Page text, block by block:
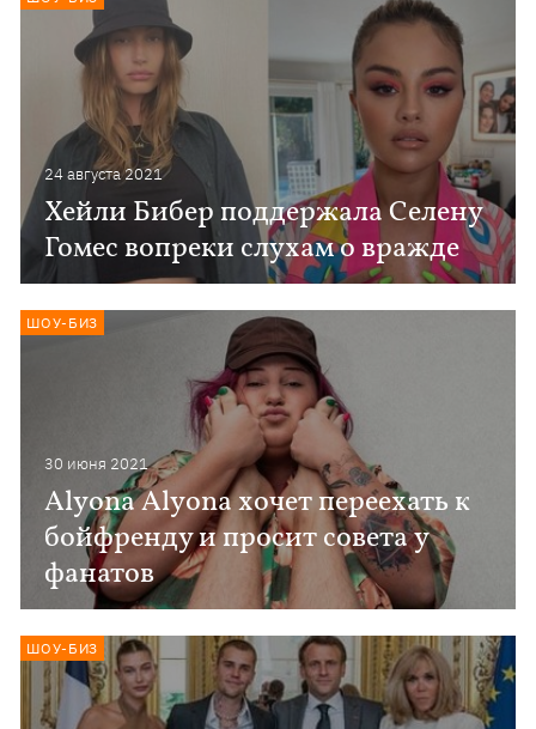
24 августа 2021
Хейли Бибер поддержала Селену
Гомес вопреки слухам о вражде
30 июня 2021
Alyona Alyona хочет переехать к
бойфренду и просит совета у
фанатов
ШОУ-БИЗ
ШОУ-БИЗ